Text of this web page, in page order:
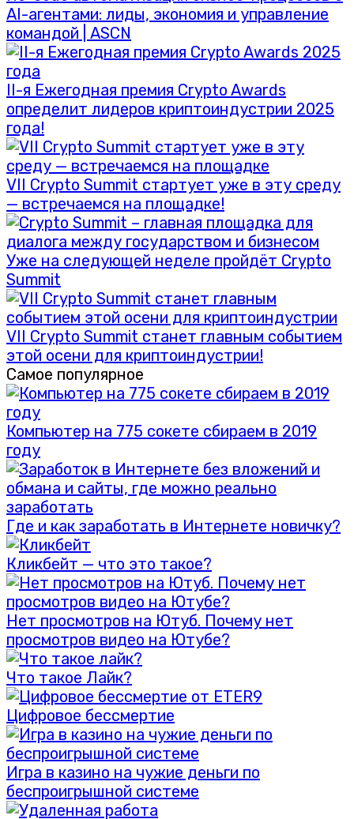
AI-агентами: лиды, экономия и управление
командой | ASCN
II-я Ежегодная премия Crypto Awards
определит лидеров криптоиндустрии 2025
года!
VII Crypto Summit стартует уже в эту среду
— встречаемся на площадке!
Уже на следующей неделе пройдёт Crypto
Summit
VII Crypto Summit станет главным событием
этой осени для криптоиндустрии!
Самое популярное
Компьютер на 775 сокете сбираем в 2019
году
Где и как заработать в Интернете новичку?
Кликбейт — что это такое?
Нет просмотров на Ютуб. Почему нет
просмотров видео на Ютубе?
Что такое Лайк?
Цифровое бессмертие
Игра в казино на чужие деньги по
беспроигрышной системе